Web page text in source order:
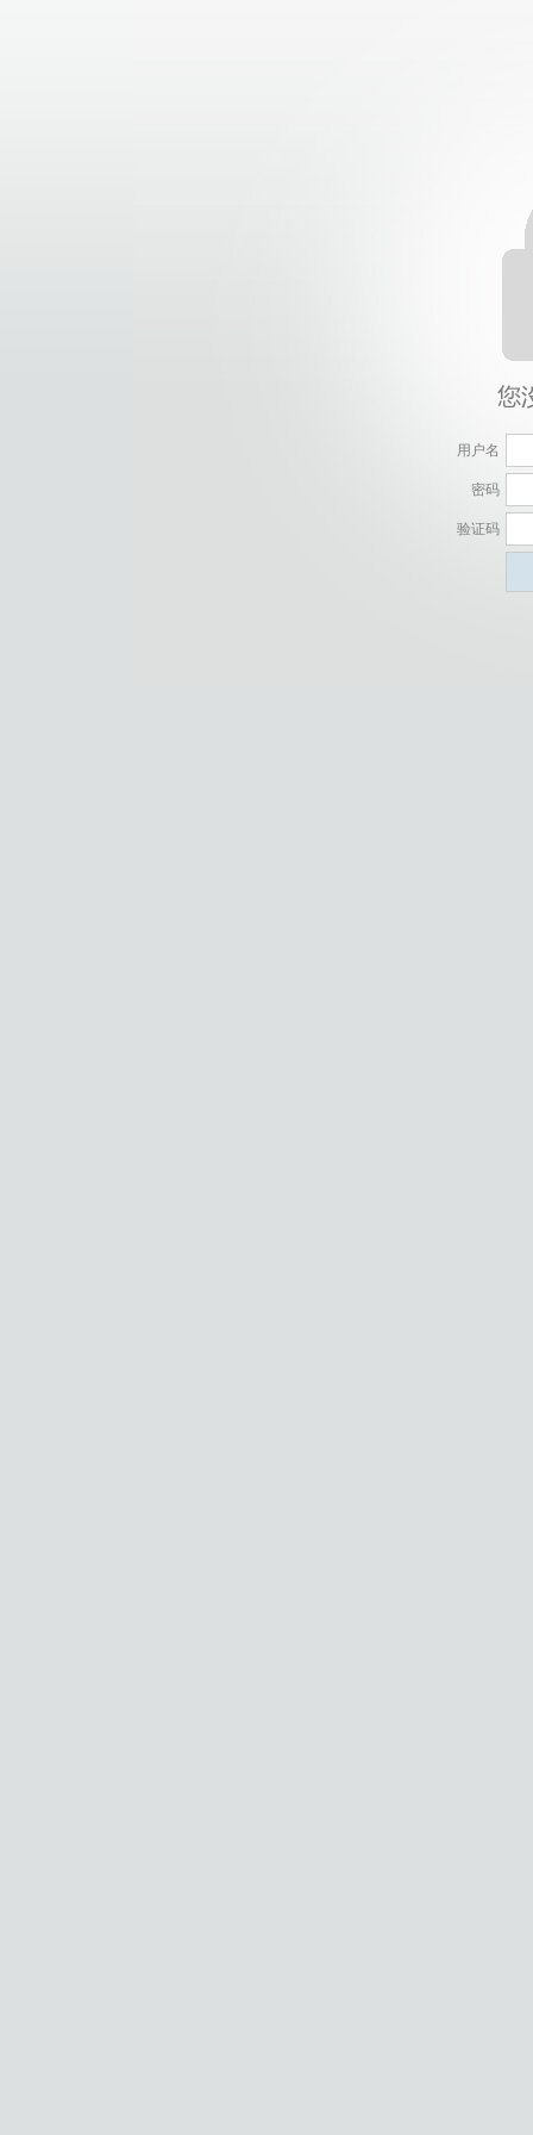
用户名
密码
验证码